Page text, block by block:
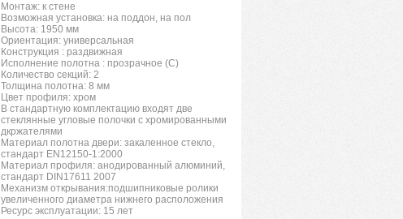
Монтаж: к стене
Возможная установка: на поддон, на пол
Высота: 1950 мм
Ориентация: универсальная
Конструкция : раздвижная
Исполнение полотна : прозрачное (C)
Количество секций: 2
Толщина полотна: 8 мм
Цвет профиля: хром
В стандартную комплектацию входят две
стеклянные угловые полочки с хромированными
дкржателями
Материал полотна двери: закаленное стекло,
стандарт EN12150-1:2000
Материал профиля: анодированный алюминий,
стандарт DIN17611 2007
Механизм открывания:подшипниковые ролики
увеличенного диаметра нижнего расположения
Ресурс эксплуатации: 15 лет